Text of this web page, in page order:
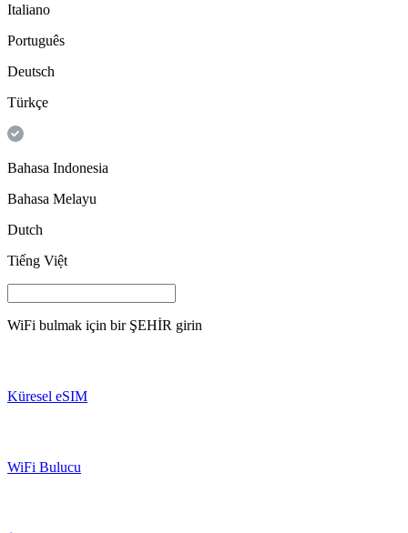
Italiano
Português
Deutsch
Türkçe
Bahasa Indonesia
Bahasa Melayu
Dutch
Tiếng Việt
WiFi bulmak için bir ŞEHİR girin
Küresel eSIM
WiFi Bulucu